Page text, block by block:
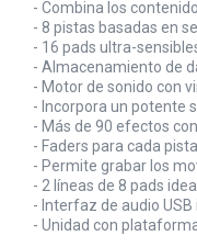
- Combina los
- 8 pistas basadas en
- 16 pads ultra-
- Almacenamiento de
- Motor de sonido con
- Incorpora un potente
- Más de 90 efectos
- Faders para cada
- Permite grabar los
- 2 líneas de 8 pads
- Interfaz de audio
- Unidad con